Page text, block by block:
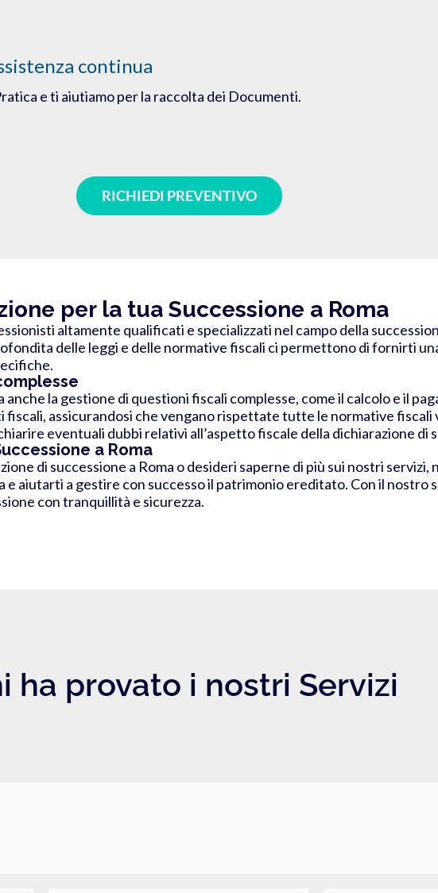
continua
e ti aiutiamo per la raccolta dei Documenti.
RICHIEDI PREVENTIVO
per la tua Successione a Roma
altamente qualificati e specializzati nel campo della
delle leggi e delle normative fiscali ci permettono di fornirti
la gestione di questioni fiscali complesse, come il calcolo e il
assicurandosi che vengano rispettate tutte le normative
eventuali dubbi relativi all’aspetto fiscale della dichiarazione di
a Roma
di successione a Roma o desideri saperne di più sui nostri
aiutarti a gestire con successo il patrimonio ereditato. Con il nostro
con tranquillità e sicurezza.
ha provato i nostri Servizi